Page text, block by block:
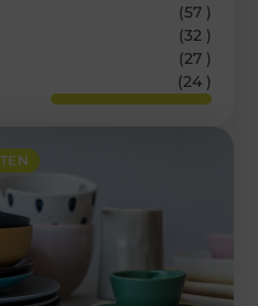
(57 )
(32 )
(27 )
(24 )